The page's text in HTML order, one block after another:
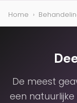
Home ›
De meest
een